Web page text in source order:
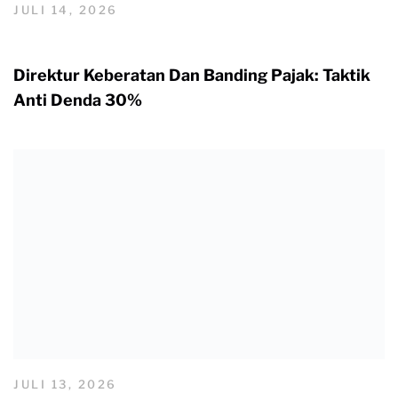
JULI 14, 2026
Direktur Keberatan Dan Banding Pajak: Taktik
Anti Denda 30%
JULI 13, 2026